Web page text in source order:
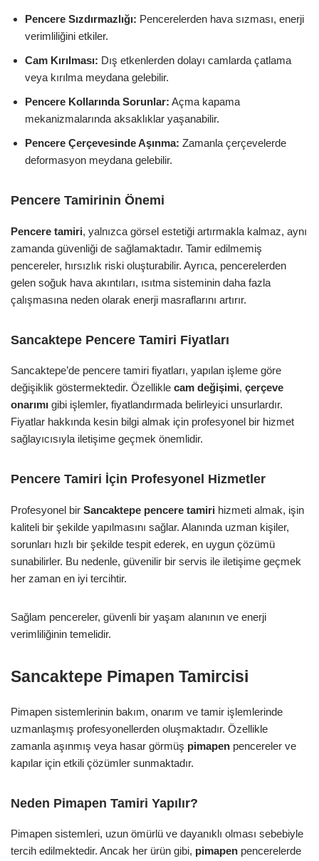
Pencere Sızdırmazlığı: Pencerelerden hava sızması, enerji
verimliliğini etkiler.
Cam Kırılması: Dış etkenlerden dolayı camlarda çatlama
veya kırılma meydana gelebilir.
Pencere Kollarında Sorunlar: Açma kapama
mekanizmalarında aksaklıklar yaşanabilir.
Pencere Çerçevesinde Aşınma: Zamanla çerçevelerde
deformasyon meydana gelebilir.
Pencere Tamirinin Önemi
Pencere tamiri, yalnızca görsel estetiği artırmakla kalmaz, aynı
zamanda güvenliği de sağlamaktadır. Tamir edilmemiş
pencereler, hırsızlık riski oluşturabilir. Ayrıca, pencerelerden
gelen soğuk hava akıntıları, ısıtma sisteminin daha fazla
çalışmasına neden olarak enerji masraflarını artırır.
Sancaktepe Pencere Tamiri Fiyatları
Sancaktepe’de pencere tamiri fiyatları, yapılan işleme göre
değişiklik göstermektedir. Özellikle cam değişimi, çerçeve
onarımı gibi işlemler, fiyatlandırmada belirleyici unsurlardır.
Fiyatlar hakkında kesin bilgi almak için profesyonel bir hizmet
sağlayıcısıyla iletişime geçmek önemlidir.
Pencere Tamiri İçin Profesyonel Hizmetler
Profesyonel bir Sancaktepe pencere tamiri hizmeti almak, işin
kaliteli bir şekilde yapılmasını sağlar. Alanında uzman kişiler,
sorunları hızlı bir şekilde tespit ederek, en uygun çözümü
sunabilirler. Bu nedenle, güvenilir bir servis ile iletişime geçmek
her zaman en iyi tercihtir.
Sağlam pencereler, güvenli bir yaşam alanının ve enerji
verimliliğinin temelidir.
Sancaktepe Pimapen Tamircisi
Pimapen sistemlerinin bakım, onarım ve tamir işlemlerinde
uzmanlaşmış profesyonellerden oluşmaktadır. Özellikle
zamanla aşınmış veya hasar görmüş pimapen pencereler ve
kapılar için etkili çözümler sunmaktadır.
Neden Pimapen Tamiri Yapılır?
Pimapen sistemleri, uzun ömürlü ve dayanıklı olması sebebiyle
tercih edilmektedir. Ancak her ürün gibi, pimapen pencerelerde